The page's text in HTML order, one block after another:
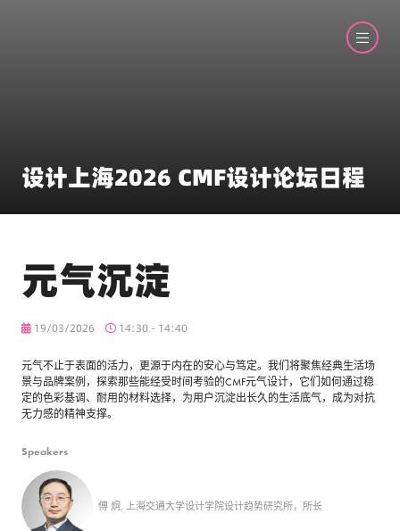
设计上海2026 CMF设计论坛日程
元气沉淀
19/03/2026 14:30 - 14:40
元气不止于表面的活力，更源于内在的安心与笃定。我们将聚焦经典生活场
景与品牌案例，探索那些能经受时间考验的CMF元气设计，它们如何通过稳
定的色彩基调、耐用的材料选择，为用户沉淀出长久的生活底气，成为对抗
无力感的精神支撑。
Speakers
傅 炯, 上海交通大学设计学院设计趋势研究所，所长